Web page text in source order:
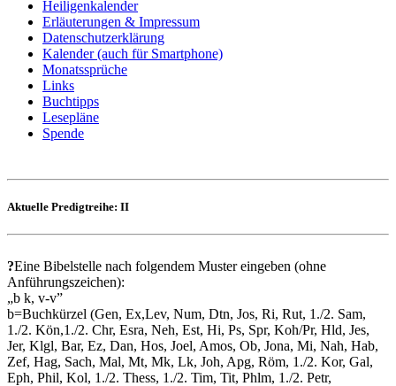
Heiligenkalender
Erläuterungen & Impressum
Datenschutzerklärung
Kalender (auch für Smartphone)
Monatssprüche
Links
Buchtipps
Lesepläne
Spende
Aktuelle Predigtreihe: II
?Eine Bibelstelle nach folgendem Muster eingeben (ohne
Anführungszeichen):
„b k, v-v”
b=Buchkürzel (Gen, Ex,Lev, Num, Dtn, Jos, Ri, Rut, 1./2. Sam,
1./2. Kön,1./2. Chr, Esra, Neh, Est, Hi, Ps, Spr, Koh/Pr, Hld, Jes,
Jer, Klgl, Bar, Ez, Dan, Hos, Joel, Amos, Ob, Jona, Mi, Nah, Hab,
Zef, Hag, Sach, Mal, Mt, Mk, Lk, Joh, Apg, Röm, 1./2. Kor, Gal,
Eph, Phil, Kol, 1./2. Thess, 1./2. Tim, Tit, Phlm, 1./2. Petr,